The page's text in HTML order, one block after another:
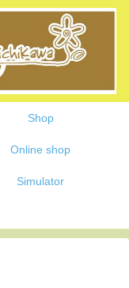
Shop
Online shop
Simulator